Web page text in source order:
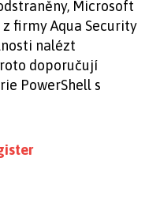
Microsoft
firmy Aqua Security
nalézt
doporučují
PowerShell s